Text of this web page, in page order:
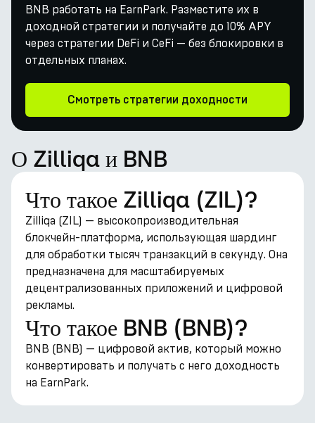
BNB работать на EarnPark. Разместите их в
доходной стратегии и получайте до 10% APY
через стратегии DeFi и CeFi — без блокировки в
отдельных планах.
Смотреть стратегии доходности
О Zilliqa и BNB
Что такое Zilliqa (ZIL)?
Zilliqa (ZIL) — высокопроизводительная
блокчейн-платформа, использующая шардинг
для обработки тысяч транзакций в секунду. Она
предназначена для масштабируемых
децентрализованных приложений и цифровой
рекламы.
Что такое BNB (BNB)?
BNB (BNB) — цифровой актив, который можно
конвертировать и получать с него доходность
на EarnPark.